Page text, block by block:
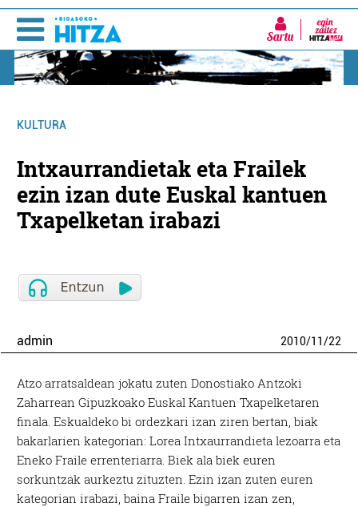
Sartu
KULTURA
Intxaurrandietak eta Frailek
ezin izan dute Euskal kantuen
Txapelketan irabazi
admin 2010/11/22
Atzo arratsaldean jokatu zuten Donostiako Antzoki
Zaharrean Gipuzkoako Euskal Kantuen Txapelketaren
finala. Eskualdeko bi ordezkari izan ziren bertan, biak
bakarlarien kategorian: Lorea Intxaurrandieta lezoarra eta
Eneko Fraile errenteriarra. Biek ala biek euren
sorkuntzak aurkeztu zituzten. Ezin izan zuten euren
kategorian irabazi, baina Fraile bigarren izan zen,